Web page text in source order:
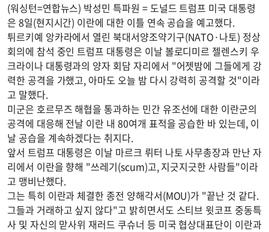
(워싱턴=연합뉴스) 박성민 특파원 = 도널드 트럼프 미국 대통령
은 8일(현지시간) 이란에 대한 이틀 연속 공습을 예고했다.
튀르키예 앙카라에서 열린 북대서양조약기구(NATO·나토) 정상
회의에 참석 중인 트럼프 대통령은 이날 볼로디미르 젤렌스키 우
크라이나 대통령과의 양자 회담 자리에서 "어젯밤에 그들에게 강
력한 공격을 가했고, 아마도 오늘 밤 다시 강력히 공격할 것"이라
고 말했다.
미군은 호르무즈 해협을 통과하는 민간 유조선에 대한 이란군의
공격에 대응해 전날 이란 내 80여개 표적을 공습한 바 있는데, 이
날 공습을 계속하겠다는 취지다.
앞서 트럼프 대통령은 이날 마르크 뤼터 나토 사무총장과 만난 자
리에서 이란을 향해 "쓰레기(scum)고, 지긋지긋한 사람들"이라
고 맹비난했다.
그는 특히 이란과 체결한 종전 양해각서(MOU)가 "끝난 것 같다.
그들과 거래하고 싶지 않다"고 밝히면서도 스티브 윗코프 중동특
사 및 자신의 맏사위 재러드 쿠슈너 등 미국 협상대표단이 이란과